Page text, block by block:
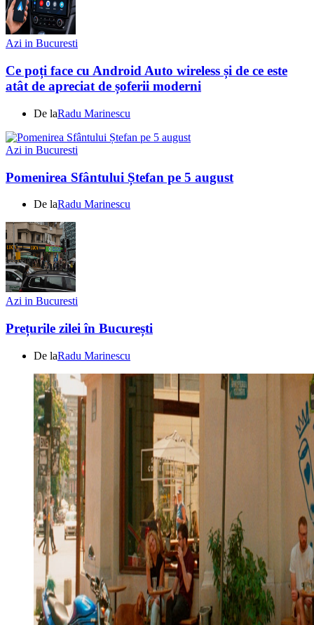
Azi in Bucuresti
Ce poți face cu Android Auto wireless și de ce este
atât de apreciat de șoferii moderni
De laRadu Marinescu
Azi in Bucuresti
Pomenirea Sfântului Ștefan pe 5 august
De laRadu Marinescu
Azi in Bucuresti
Prețurile zilei în București
De laRadu Marinescu